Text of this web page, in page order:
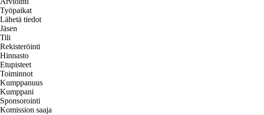
Työpaikat
Lähetä tiedot
Jäsen
Tili
Rekisteröinti
Hinnasto
Etupisteet
Toiminnot
Kumppanuus
Kumppani
Sponsorointi
Komission saaja